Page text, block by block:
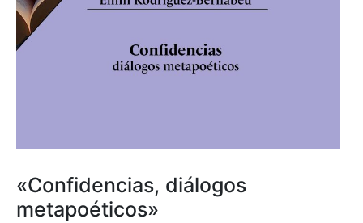
«Confidencias, diálogos
metapoéticos»